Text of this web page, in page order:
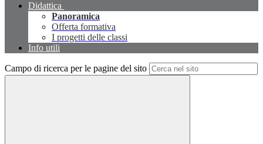
Didattica
Panoramica
Offerta formativa
I progetti delle classi
Info utili
Campo di ricerca per le pagine del sito